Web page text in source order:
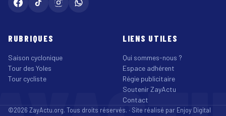
RUBRIQUES
Saison cyclonique
Tour des Yoles
Tour cycliste
LIENS UTILES
Qui sommes-nous ?
Espace adhérent
Régie publicitaire
Soutenir ZayActu
Contact
©2026 ZayActu.org. Tous droits réservés. · Site réalisé par Enjoy Digital